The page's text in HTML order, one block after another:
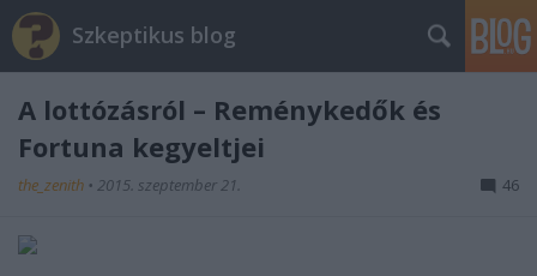
Szkeptikus blog
A lottózásról – Reménykedők és
Fortuna kegyeltjei
the_zenith • 2015. szeptember 21. 46